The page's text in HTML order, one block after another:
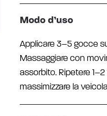
Modo d’uso
Applicare 3–5 gocce
Massaggiare con
assorbito. Ripetere
massimizzare la